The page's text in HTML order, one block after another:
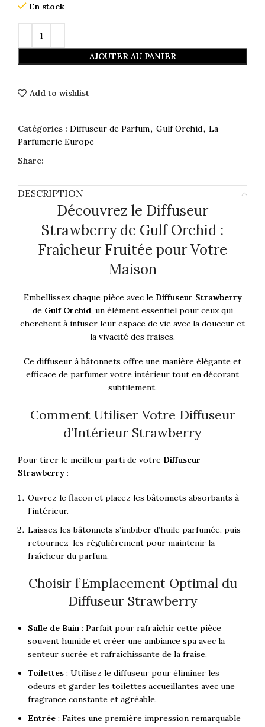
En stock
AJOUTER AU PANIER
Add to wishlist
Catégories : Diffuseur de Parfum, Gulf Orchid, La
Parfumerie Europe
Share:
DESCRIPTION
Découvrez le Diffuseur
Strawberry de Gulf Orchid :
Fraîcheur Fruitée pour Votre
Maison
Embellissez chaque pièce avec le Diffuseur Strawberry
de Gulf Orchid, un élément essentiel pour ceux qui
cherchent à infuser leur espace de vie avec la douceur et
la vivacité des fraises.
Ce diffuseur à bâtonnets offre une manière élégante et
efficace de parfumer votre intérieur tout en décorant
subtilement.
Comment Utiliser Votre Diffuseur
d’Intérieur Strawberry
Pour tirer le meilleur parti de votre Diffuseur
Strawberry :
Ouvrez le flacon et placez les bâtonnets absorbants à
l’intérieur.
Laissez les bâtonnets s’imbiber d’huile parfumée, puis
retournez-les régulièrement pour maintenir la
fraîcheur du parfum.
Choisir l’Emplacement Optimal du
Diffuseur Strawberry
Salle de Bain : Parfait pour rafraîchir cette pièce
souvent humide et créer une ambiance spa avec la
senteur sucrée et rafraîchissante de la fraise.
Toilettes : Utilisez le diffuseur pour éliminer les
odeurs et garder les toilettes accueillantes avec une
fragrance constante et agréable.
Entrée : Faites une première impression remarquable